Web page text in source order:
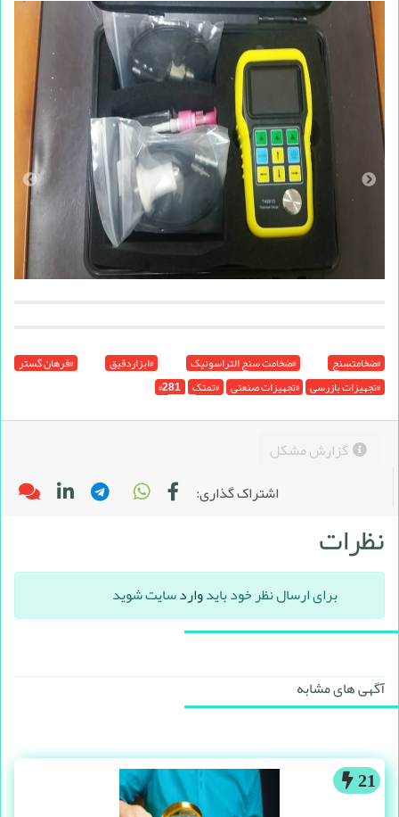
#ضخامتسنج #ضخامت سنج التراسونیک #ابزاردقیق
#فرهان گستر
#تجهیزات بازرسی #تجهیزات صنعتی #تمتک #281
گزارش مشکل
اشتراک گذاری:
نظرات
برای ارسال نظر خود بایدواردسایت شوید
آگهی های مشابه
21